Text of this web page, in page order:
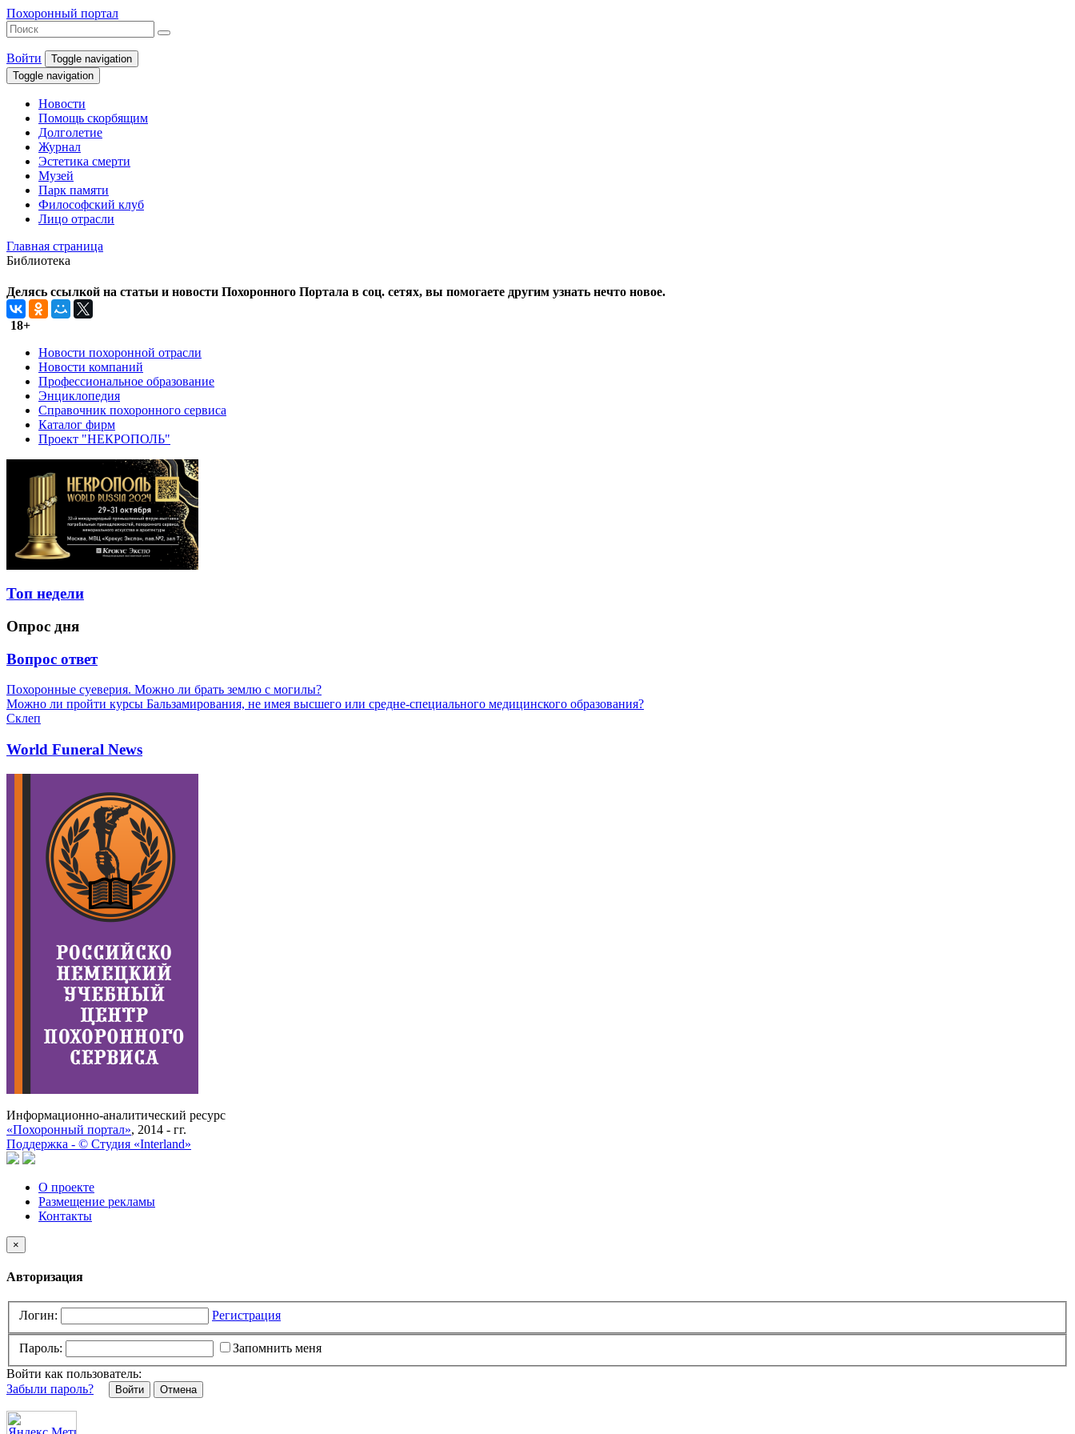
Похоронный портал
Войти
Toggle navigation
Toggle navigation
Новости
Помощь скорбящим
Долголетие
Журнал
Эстетика смерти
Музей
Парк памяти
Философский клуб
Лицо отрасли
Главная страница
Библиотека
Делясь ссылкой на статьи и новости Похоронного Портала в соц. сетях, вы помогаете другим узнать нечто новое.
18+
Новости похоронной отрасли
Новости компаний
Профессиональное образование
Энциклопедия
Справочник похоронного сервиса
Каталог фирм
Проект "НЕКРОПОЛЬ"
Топ недели
Опрос дня
Вопрос ответ
Похоронные суеверия. Можно ли брать землю с могилы?
Можно ли пройти курсы Бальзамирования, не имея высшего или средне-специального медицинского образования?
Склеп
World Funeral News
Информационно-аналитический ресурс
«Похоронный портал», 2014 - гг.
Поддержка - © Cтудия «Interland»
О проекте
Размещение рекламы
Контакты
×
Авторизация
Логин: Регистрация
Пароль:
Запомнить меня
Войти как пользователь:
Забыли пароль?
Отмена